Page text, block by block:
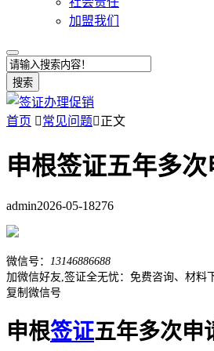
加盟我们
搜索
首页 常见问题正文
申根签证五年多
admin2026-05-18276
微信号：
13146886688
加微信好友,签证全无忧：免费咨询、材料
复制微信号
申根签证五年多次申